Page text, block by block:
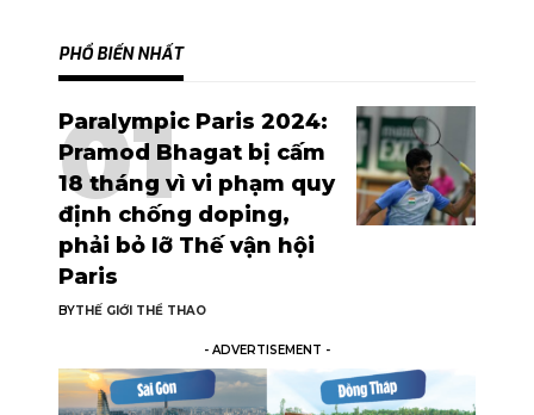
PHỔ BIẾN NHẤT
Paralympic Paris 2024:
Pramod Bhagat bị cấm
18 tháng vì vi phạm quy
định chống doping,
phải bỏ lỡ Thế vận hội
Paris
BYTHẾ GIỚI THỂ THAO
- ADVERTISEMENT -